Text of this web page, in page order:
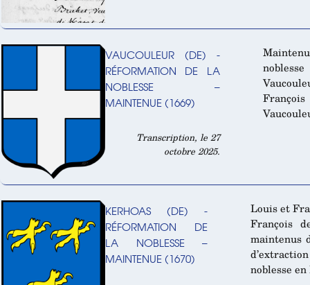
VAUCOULEUR (DE) -
RÉFORMATION DE LA
NOBLESSE –
MAINTENUE (1669)
Transcription, le 27
octobre 2025.
KERHOAS (DE) -
RÉFORMATION DE
LA NOBLESSE –
MAINTENUE (1670)
Louis et
François
maintenus
noblesse